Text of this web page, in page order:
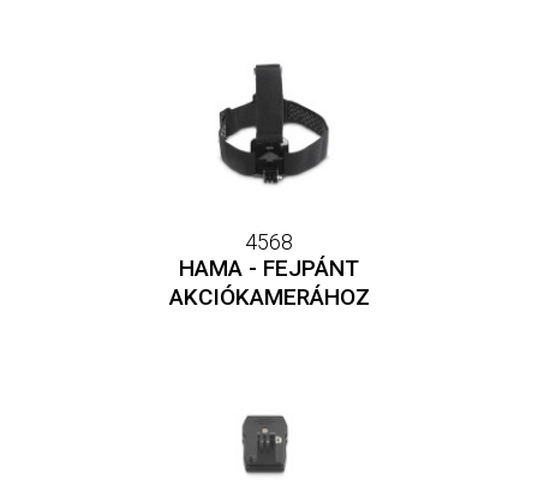
4568
HAMA - FEJPÁNT
AKCIÓKAMERÁHOZ